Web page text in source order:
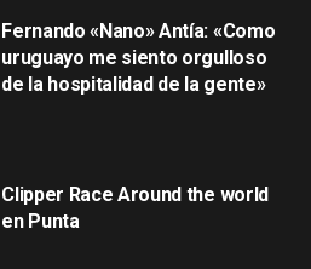
Fernando «Nano» Antía: «Como
uruguayo me siento orgulloso
de la hospitalidad de la gente»
Clipper Race Around the world
en Punta